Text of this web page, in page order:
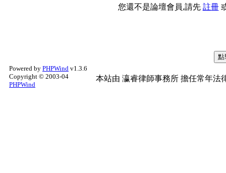
您還不是論壇會員,請先 註冊
Powered by PHPWind v1.3.6
Copyright © 2003-04
PHPWind
本站由 瀛睿律師事務所 擔任常年法